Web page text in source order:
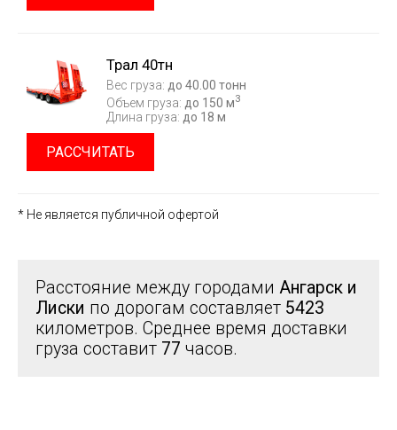
Трал 40тн
Вес груза: до 40.00 тонн
Объем груза: до 150 м3
Длина груза: до 18 м
РАССЧИТАТЬ
* Не является публичной офертой
Расстояние между городами Ангарск и
Лиски по дорогам составляет 5423
километров. Среднее время доставки
груза составит 77 часов.